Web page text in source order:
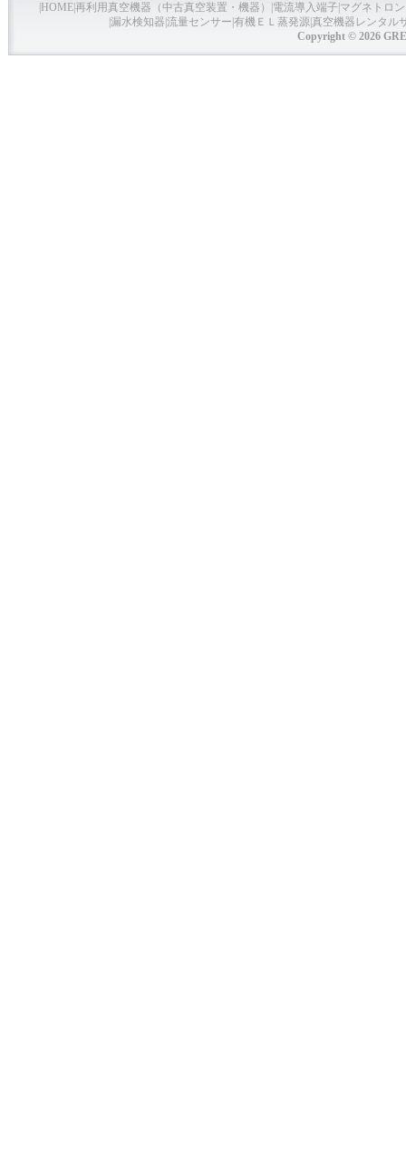
HOME再利用真空機器（中古真空装置・機器） 電流導入端子 マグネトロ
漏水検知器 流量センサー 有機ＥＬ蒸発源真空機器レンタル
Copyright © 2026